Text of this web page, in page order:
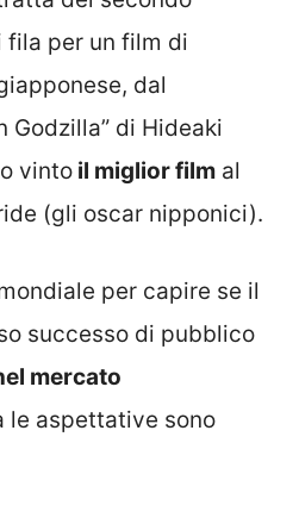
per un film di
dal
Godzilla” di Hideaki
vinto il miglior film al
(gli oscar nipponici).
per capire se il
successo di pubblico
mercato
le aspettative sono